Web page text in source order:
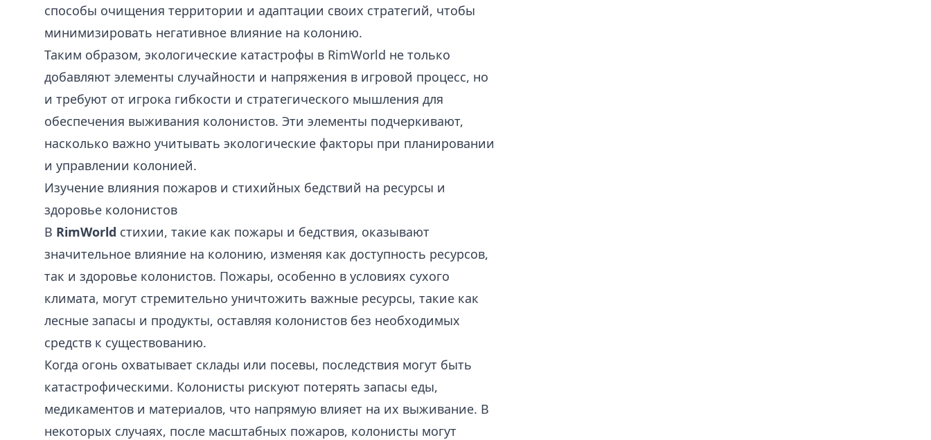
способы очищения территории и адаптации своих стратегий, чтобы
минимизировать негативное влияние на колонию.
Таким образом, экологические катастрофы в RimWorld не только
добавляют элементы случайности и напряжения в игровой процесс, но
и требуют от игрока гибкости и стратегического мышления для
обеспечения выживания колонистов. Эти элементы подчеркивают,
насколько важно учитывать экологические факторы при планировании
и управлении колонией.
Изучение влияния пожаров и стихийных бедствий на ресурсы и
здоровье колонистов
В RimWorld стихии, такие как пожары и бедствия, оказывают
значительное влияние на колонию, изменяя как доступность ресурсов,
так и здоровье колонистов. Пожары, особенно в условиях сухого
климата, могут стремительно уничтожить важные ресурсы, такие как
лесные запасы и продукты, оставляя колонистов без необходимых
средств к существованию.
Когда огонь охватывает склады или посевы, последствия могут быть
катастрофическими. Колонисты рискуют потерять запасы еды,
медикаментов и материалов, что напрямую влияет на их выживание. В
некоторых случаях, после масштабных пожаров, колонисты могут